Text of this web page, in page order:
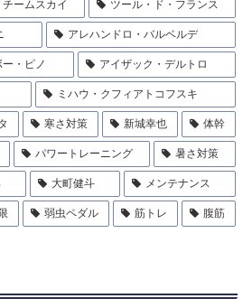
チームスカイ ツール・ド・フランス
アレハンドロ・バルベルデ
ー・ピノ アイザック・デルトロ
ミハウ・クフィアトコフスキ
寒さ対策 新城幸也 体幹
パワートレーニング 暑さ対策
大町健斗 メンテナンス
弱虫ペダル 筋トレ 腹筋